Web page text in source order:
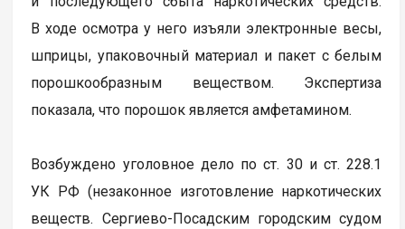
В ходе осмотра у него изъяли электронные весы,
шприцы, упаковочный материал и пакет с белым
порошкообразным веществом. Экспертиза
показала, что порошок является амфетамином.
Возбуждено уголовное дело по ст. 30 и ст. 228.1
УК РФ (незаконное изготовление наркотических
веществ. Сергиево-Посадским городским судом